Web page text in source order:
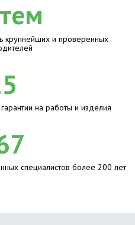
крупнейших и проверенных
на работы и изделия
специалистов более 200 лет